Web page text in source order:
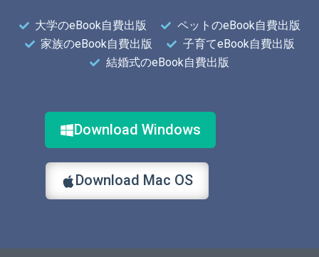
大学のeBook自費出版
ペットのeBook自費出版
家族のeBook自費出版
子育てeBook自費出版
結婚式のeBook自費出版
Download Windows
Download Mac OS